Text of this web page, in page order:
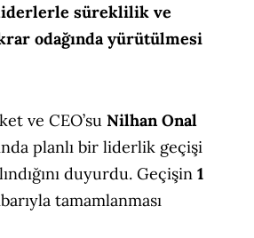
süreklilik ve
odağında yürütülmesi
ve CEO’su Nilhan Onal
planlı bir liderlik geçişi
duyurdu. Geçişin 1
tamamlanması